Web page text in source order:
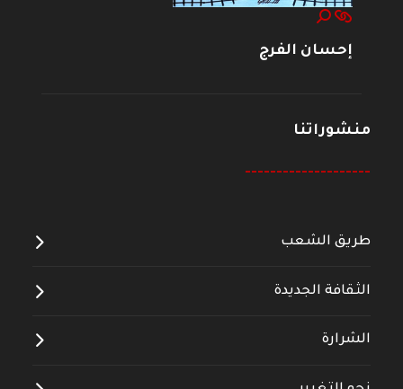
إحسان الفرج
منشوراتنا
--------------------
طريق الشعب
الثقافة الجديدة
الشرارة